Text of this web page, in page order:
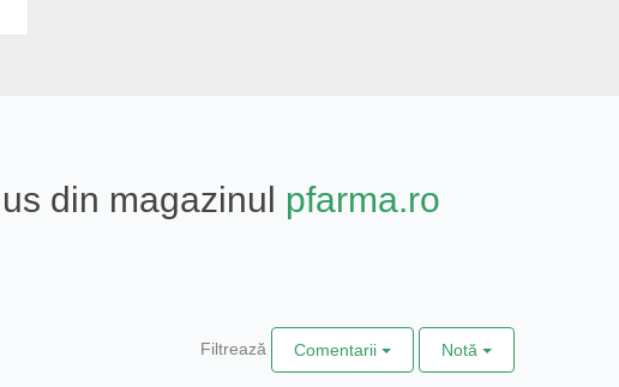
din magazinul pfarma.ro
Filtrează Comentarii Notă